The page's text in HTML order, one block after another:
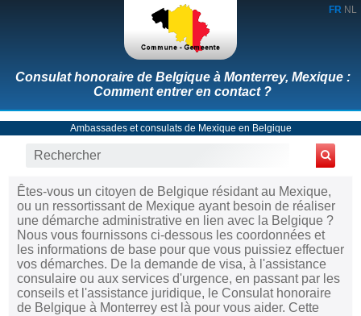
FR NL
Consulat honoraire de Belgique à Monterrey, Mexique :
Comment entrer en contact ?
Ambassades et consulats de Mexique en Belgique
Êtes-vous un citoyen de Belgique résidant au Mexique,
ou un ressortissant de Mexique ayant besoin de réaliser
une démarche administrative en lien avec la Belgique ?
Nous vous fournissons ci-dessous les coordonnées et
les informations de base pour que vous puissiez effectuer
vos démarches. De la demande de visa, à l'assistance
consulaire ou aux services d'urgence, en passant par les
conseils et l'assistance juridique, le Consulat honoraire
de Belgique à Monterrey est là pour vous aider. Cette